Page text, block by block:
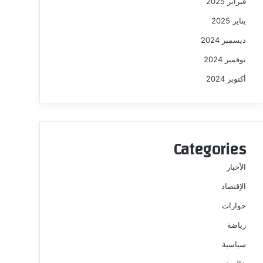
يناير 2025
ديسمبر 2024
نوفمبر 2024
أكتوبر 2024
Categories
الأخبار
الإقتصاد
حوارات
رياضة
سياسية